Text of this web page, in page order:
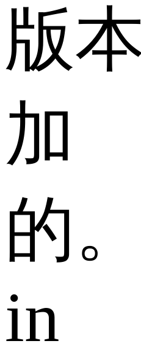
版
加
的。
in